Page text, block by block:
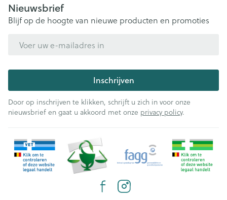
Nieuwsbrief
Blijf op de hoogte van nieuwe producten en promoties
Inschrijven
Door op inschrijven te klikken, schrijft u zich in voor onze
nieuwsbrief en gaat u akkoord met onze privacy policy.